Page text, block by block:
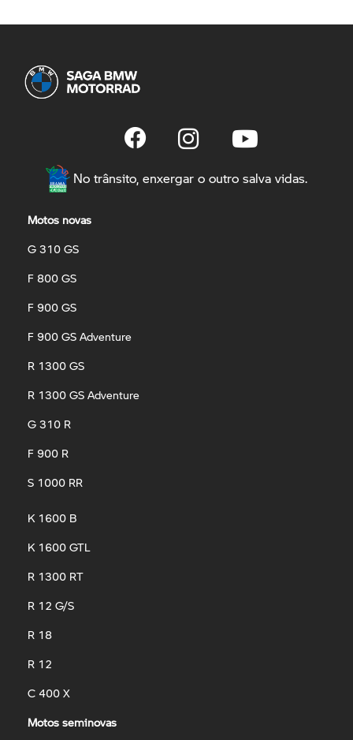
No trânsito, enxergar o outro salva vidas.
Motos novas
G 310 GS
F 800 GS
F 900 GS
F 900 GS Adventure
R 1300 GS
R 1300 GS Adventure
G 310 R
F 900 R
S 1000 RR
K 1600 B
K 1600 GTL
R 1300 RT
R 12 G/S
R 18
R 12
C 400 X
Motos seminovas